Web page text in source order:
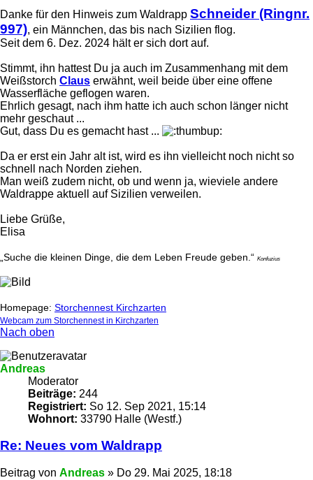
Danke für den Hinweis zum Waldrapp Schneider (Ringnr.
997), ein Männchen, das bis nach Sizilien flog.
Seit dem 6. Dez. 2024 hält er sich dort auf.
Stimmt, ihn hattest Du ja auch im Zusammenhang mit dem
Weißstorch Claus erwähnt, weil beide über eine offene
Wasserfläche geflogen waren.
Ehrlich gesagt, nach ihm hatte ich auch schon länger nicht
mehr geschaut ...
Gut, dass Du es gemacht hast ...
Da er erst ein Jahr alt ist, wird es ihn vielleicht noch nicht so
schnell nach Norden ziehen.
Man weiß zudem nicht, ob und wenn ja, wieviele andere
Waldrappe aktuell auf Sizilien verweilen.
Liebe Grüße,
Elisa
„Suche die kleinen Dinge, die dem Leben Freude geben.“ Konfuzius
Homepage: Storchennest Kirchzarten
Webcam zum Storchennest in Kirchzarten
Nach oben
Andreas
Moderator
Beiträge: 244
Registriert: So 12. Sep 2021, 15:14
Wohnort: 33790 Halle (Westf.)
Re: Neues vom Waldrapp
Beitrag von Andreas » Do 29. Mai 2025, 18:18